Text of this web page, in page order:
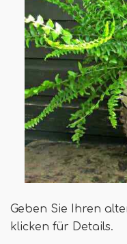
Geben Sie Ihren
klicken für Details.